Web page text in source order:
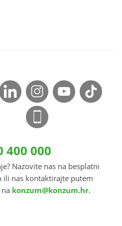
400 000
Nazovite nas na besplatni
ili nas kontaktirajte putem
konzum@konzum.hr.